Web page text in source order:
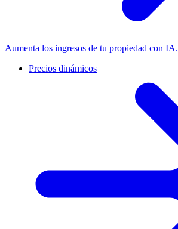
Aumenta los ingresos de tu propiedad con IA.
Precios dinámicos